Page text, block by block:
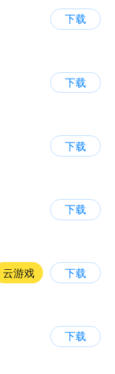
下载
下载
下载
下载
云游戏 下载
下载